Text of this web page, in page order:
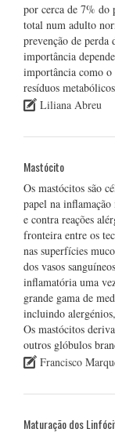
por cerca de 7% do
total num adulto
prevenção de perda
importância
importância como o
resíduos
Liliana Abreu
Mastócito
Os mastócitos são
papel na
e contra reações
fronteira entre os
nas superfícies
dos vasos
inflamatória uma
grande gama de
incluindo
Os mastócitos
outros glóbulos
Francisco
Maturação dos